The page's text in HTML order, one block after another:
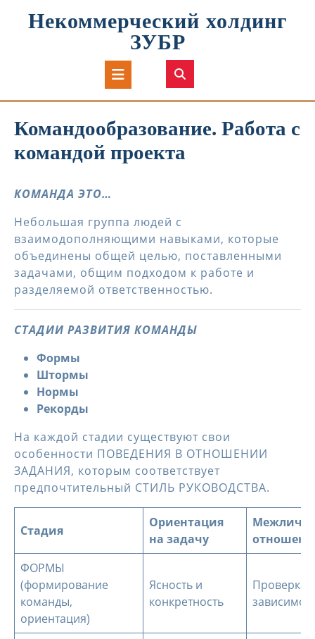
Некоммерческий холдинг
ЗУБР
Кнопка
Открыть
Командообразование. Работа с
командой проекта
КОМАНДА ЭТО…
Небольшая группа людей с
взаимодополняющими навыками, которые
объединены общей целью, поставленными
задачами, общим подходом к работе и
разделяемой ответственностью.
СТАДИИ РАЗВИТИЯ КОМАНДЫ
Формы
Штормы
Нормы
Рекорды
На каждой стадии существуют свои
особенности ПОВЕДЕНИЯ В ОТНОШЕНИИ
ЗАДАНИЯ, которым соответствует
предпочтительный СТИЛЬ РУКОВОДСТВА.
Стадия
Ориентация
на задачу
ФОРМЫ
(формирование
команды,
ориентация)
Ясность и
конкретность
Проверка